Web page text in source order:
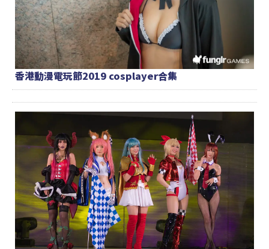
香港動漫電玩節2019 cosplayer合集